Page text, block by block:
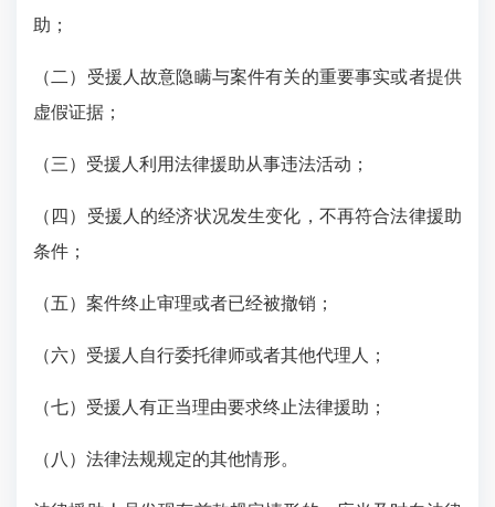
助；
（二）受援人故意隐瞒与案件有关的重要事实或者提供
虚假证据；
（三）受援人利用法律援助从事违法活动；
（四）受援人的经济状况发生变化，不再符合法律援助
条件；
（五）案件终止审理或者已经被撤销；
（六）受援人自行委托律师或者其他代理人；
（七）受援人有正当理由要求终止法律援助；
（八）法律法规规定的其他情形。